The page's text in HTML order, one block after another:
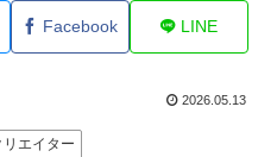
Facebook LINE
2026.05.13
エイター